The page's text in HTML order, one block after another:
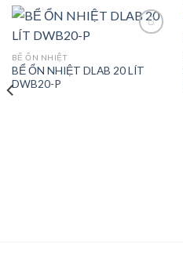
Add to
BỂ ỔN NHIỆT
BỂ ỔN NHIỆT DLAB 20 LÍT
DWB20-P